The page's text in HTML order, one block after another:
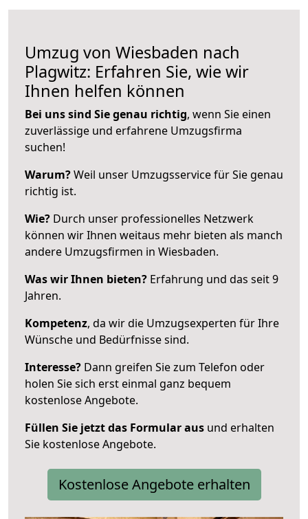
Umzug von Wiesbaden nach
Plagwitz: Erfahren Sie, wie wir
Ihnen helfen können
Bei uns sind Sie genau richtig, wenn Sie einen
zuverlässige und erfahrene Umzugsfirma
suchen!
Warum?Weil unser Umzugsservice für Sie genau
richtig ist.
Wie? Durch unser professionelles Netzwerk
können wir Ihnen weitaus mehr bieten als manch
andere Umzugsfirmen in Wiesbaden.
Was wir Ihnen bieten? Erfahrung und das seit 9
Jahren.
Kompetenz, da wir die Umzugsexperten für Ihre
Wünsche und Bedürfnisse sind.
Interesse? Dann greifen Sie zum Telefon oder
holen Sie sich erst einmal ganz bequem
kostenlose Angebote.
Füllen Sie jetzt das Formular aus und erhalten
Sie kostenlose Angebote.
Kostenlose Angebote erhalten